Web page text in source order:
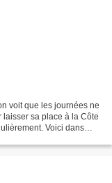
voit que les journées ne
sa place à la Côte
Voici dans